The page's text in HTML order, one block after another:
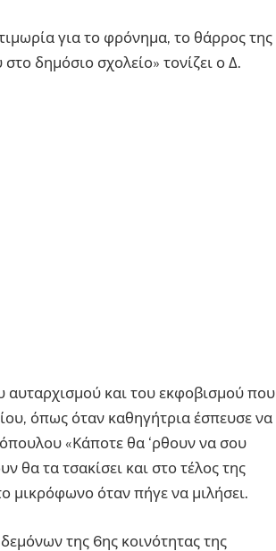
για το φρόνημα, το θάρρος της
δημόσιο σχολείο» τονίζει ο Δ.
και του εκφοβισμού που
όπως όταν καθηγήτρια έσπευσε να
«Κάποτε θα ‘ρθουν να σου
θα τα τσακίσει και στο τέλος της
μικρόφωνο όταν πήγε να μιλήσει.
της 6ης κοινότητας της